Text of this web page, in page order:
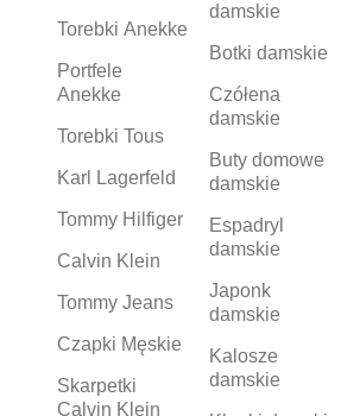
Torebki Anekke
Portfele
Anekke
Torebki Tous
Karl Lagerfeld
Tommy Hilfiger
Calvin Klein
Tommy Jeans
Czapki Męskie
Skarpetki
Calvin Klein
damskie
Botki damskie
Czółena
damskie
Buty domowe
damskie
Espadryl
damskie
Japonk
damskie
Kalosze
damskie